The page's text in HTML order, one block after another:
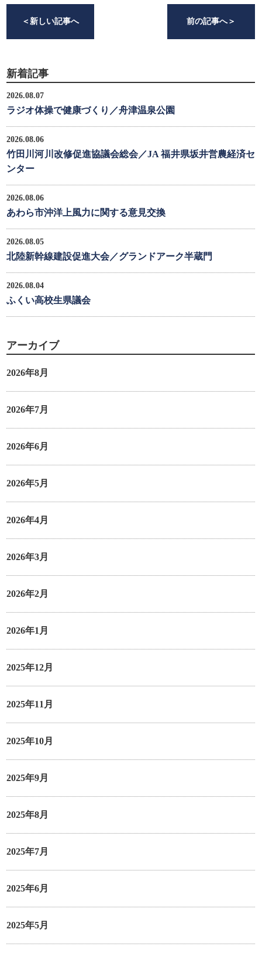
前の記事へ＞
＜ 新しい記事へ
新着記事
2026.08.07
ラジオ体操で健康づくり／舟津温泉公園
2026.08.06
竹田川河川改修促進協議会総会／JA 福井県坂井営農経済セ
ンター
2026.08.06
あわら市沖洋上風力に関する意見交換
2026.08.05
北陸新幹線建設促進大会／グランドアーク半蔵門
2026.08.04
ふくい高校生県議会
アーカイブ
2026年8月
2026年7月
2026年6月
2026年5月
2026年4月
2026年3月
2026年2月
2026年1月
2025年12月
2025年11月
2025年10月
2025年9月
2025年8月
2025年7月
2025年6月
2025年5月